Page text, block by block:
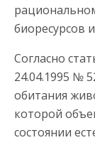
биоресурсов
Согласно
24.04.1995 №
обитания
которой
состоянии